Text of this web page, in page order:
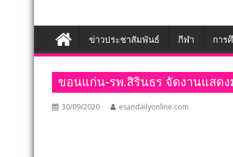
ข่าวประชาสัมพันธ์ กีฬา การ
ขอนแก่น-รพ.สิรินธร จัดงานแสด
30/09/2020 esandailyonline.com